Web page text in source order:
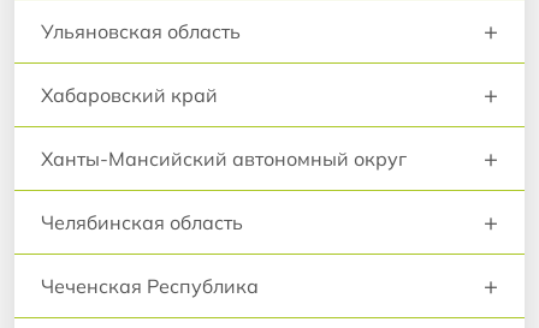
Ульяновская область +
Хабаровский край +
Ханты-Мансийский автономный округ +
Челябинская область +
Чеченская Республика +